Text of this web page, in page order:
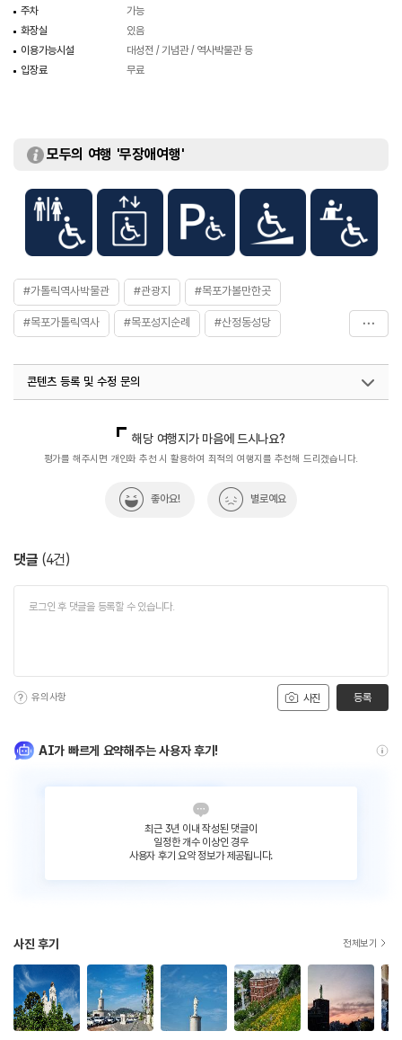
주차
가능
화장실
있음
이용가능시설
대성전 / 기념관 / 역사박물관 등
입장료
무료
모두의 여행 '무장애여행'
#가톨릭역사박물관 #관광지 #목포가볼만한곳
#목포가톨릭역사 #목포성지순례 #산정동성당
콘텐츠 등록 및 수정 문의
열린관광콘텐츠팀(열린관광-모두의여행)
033-738-3425
해당 여행지가 마음에 드시나요?
평가를 해주시면 개인화 추천 시 활용하여 최적의 여행지를 추천해 드리겠습니다.
좋아요! 별로예요
댓글 (4건)
사진
유의사항 등록
AI가 빠르게 요약해주는 사용자 후기!
최근 3년 이내 작성된 댓글이
일정한 개수 이상인 경우
사용자 후기 요약 정보가 제공됩니다.
사진 후기 전체보기